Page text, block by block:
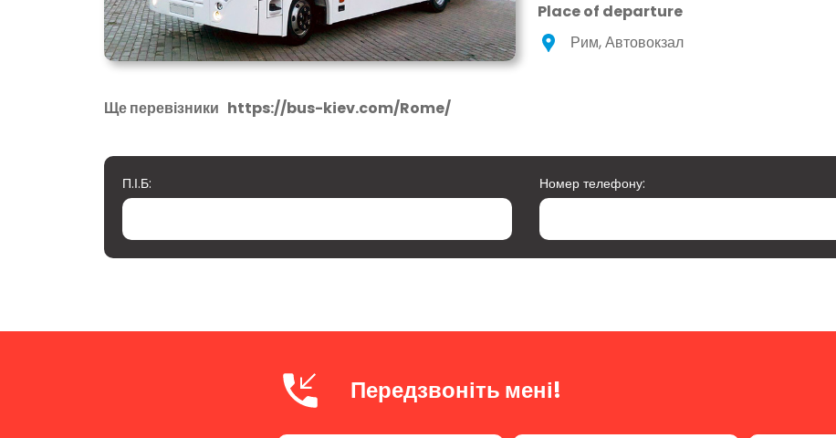
Place of departure
Рим, Автовокзал
Ще перевізники https://bus-kiev.com/Rome/
П.І.Б: Номер телефону:
Передзвоніть мені!